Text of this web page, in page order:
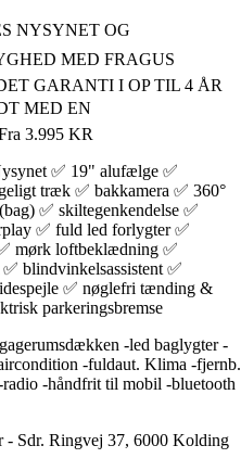
NYSYNET OG
MED FRAGUS
GARANTI I OP TIL 4 ÅR
MED EN
3.995 KR
✅ 19" alufælge ✅
træk ✅ bakkamera ✅ 360°
✅ skiltegenkendelse ✅
✅ fuld led forlygter ✅
mørk loftbeklædning ✅
blindvinkelsassistent ✅
✅ nøglefri tænding &
parkeringsbremse
-led baglygter -
-fuldaut. Klima -fjernb.
-håndfrit til mobil -bluetooth
- Sdr. Ringvej 37, 6000 Kolding